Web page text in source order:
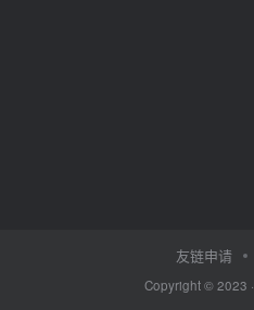
友链申请
Copyright © 2023 ·